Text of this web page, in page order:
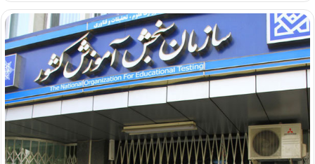
مهلت
ثبت‌نام
آزمون
کارشناسی
ارشد
۹۶